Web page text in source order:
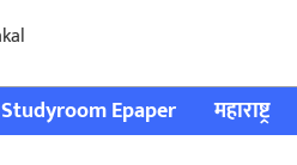
Studyroom Epaper महाराष्ट्र